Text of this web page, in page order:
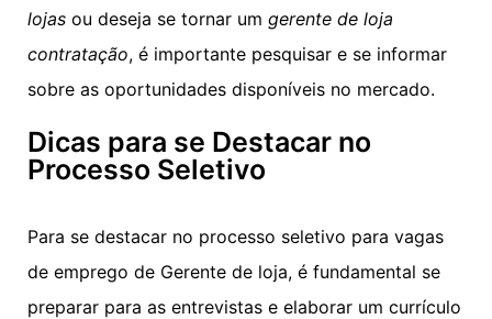
lojas ou deseja se tornar um gerente de loja
contratação, é importante pesquisar e se informar
sobre as oportunidades disponíveis no mercado.
Dicas para se Destacar no
Processo Seletivo
Para se destacar no processo seletivo para vagas
de emprego de Gerente de loja, é fundamental se
preparar para as entrevistas e elaborar um currículo